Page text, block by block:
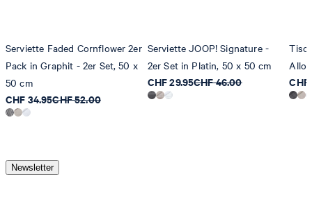
Serviette Faded Cornflower 2er
Pack in Graphit - 2er Set, 50 x
50 cm
CHF 34.95CHF 52.00
Serviette JOOP! Signature -
2er Set in Platin, 50 x 50 cm
CHF 29.95CHF 46.00
CHF
Newsletter